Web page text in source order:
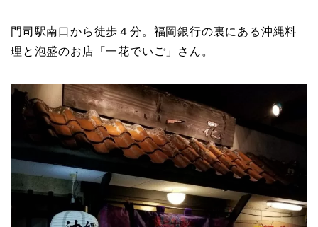
門司駅南口から徒歩４分。福岡銀行の裏にある沖縄料
理と泡盛のお店「一花でいご」さん。